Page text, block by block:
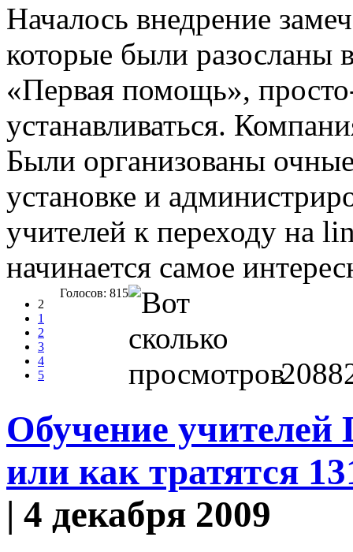
Началось внедрение
которые были разосланы
«Первая помощь»,
устанавливаться.
Были организованы
установке и
учителей к переходу на
начинается самое
2
1
2
3
4
5
Голосов: 815
Обучение учителей
или как тратятся
| 4 декабря 2009